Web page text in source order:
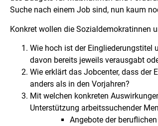
Suche nach einem Job sind, nun kaum
Konkret wollen die Sozialdemokratinnen
Wie hoch ist der Eingliederungstitel
davon bereits jeweils verausgabt
Wie erklärt das Jobcenter, dass
anders als in den Vorjahren?
Mit welchen konkreten
Unterstützung arbeitssuchender
Angebote der